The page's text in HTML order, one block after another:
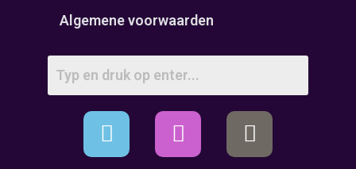
Algemene voorwaarden